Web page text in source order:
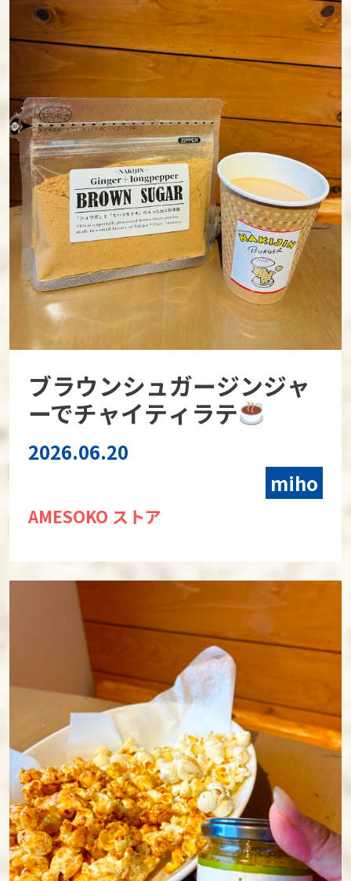
ブラウンシュガージンジャ
ーでチャイティラテ
2026.06.20
miho
AMESOKO ストア